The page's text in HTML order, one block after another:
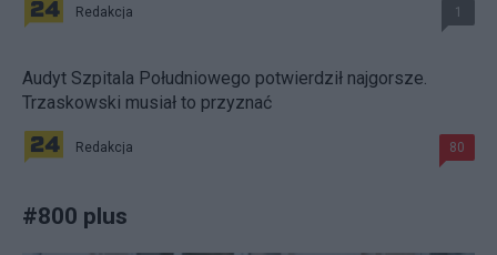
Redakcja 1
Audyt Szpitala Południowego potwierdził najgorsze.
Trzaskowski musiał to przyznać
Redakcja 80
#800 plus